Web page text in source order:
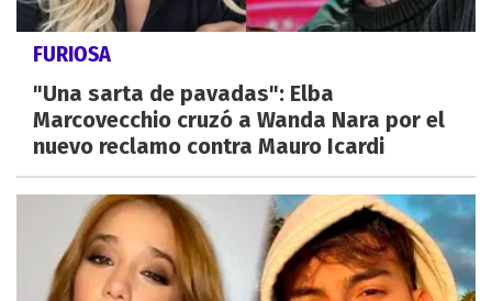
FURIOSA
"Una sarta de pavadas": Elba
Marcovecchio cruzó a Wanda Nara por el
nuevo reclamo contra Mauro Icardi